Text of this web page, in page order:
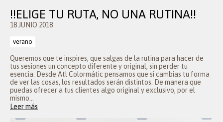
!!ELIGE TU RUTA, NO UNA RUTINA!!
18 JUNIO 2018
verano
Queremos que te inspires, que salgas de la rutina para hacer de
tus sesiones un concepto diferente y original, sin perder tu
esencia. Desde Atl Colormátic pensamos que si cambias tu forma
de ver las cosas, los resultados serán distintos. De manera que
puedas ofrecer a tus clientes algo original y exclusivo, por el
mismo...
Leer más